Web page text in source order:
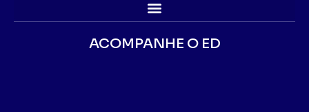
ACOMPANHE O ED